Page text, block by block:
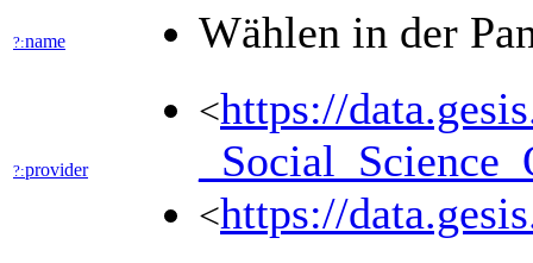
?:name Wählen in der
?:provider
<https://
<https://